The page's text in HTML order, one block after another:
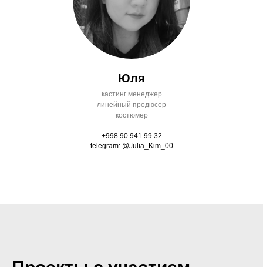
Юля
кастинг менеджер
линейный продюсер
костюмер
+998 90 941 99 32
telegram: @Julia_Kim_00